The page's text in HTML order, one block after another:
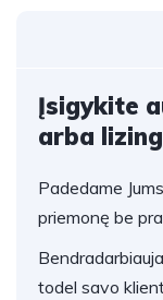
Įsigykite
arba
Padedame
priemonę be
todel savo